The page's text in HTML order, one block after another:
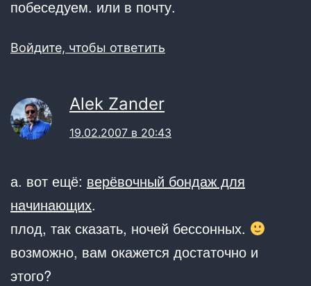
побеседуем. или в почту.
Войдите, чтобы ответить
Alek Zander
19.02.2007 в 20:43
а. вот ещё: верёвочный бондаж для
начинающих.
плод, так сказать, ночей бессонных.
возможно, вам окажется достаточно и
этого?